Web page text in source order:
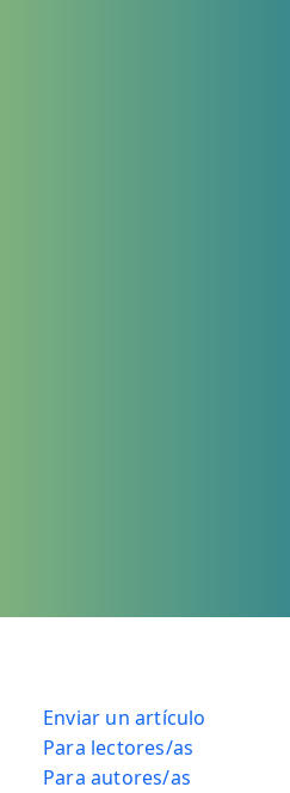
Enviar un artículo
Para lectores/as
Para autores/as